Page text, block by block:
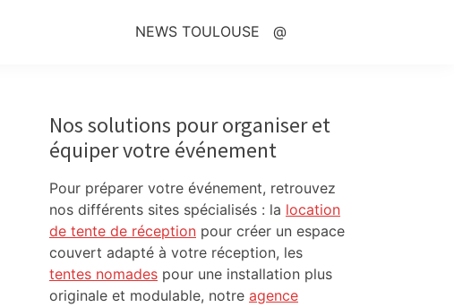
NEWS TOULOUSE @
Sidebar
Nos solutions pour organiser et
équiper votre événement
Pour préparer votre événement, retrouvez
nos différents sites spécialisés : la location
de tente de réception pour créer un espace
couvert adapté à votre réception, les
tentes nomades pour une installation plus
originale et modulable, notre agence